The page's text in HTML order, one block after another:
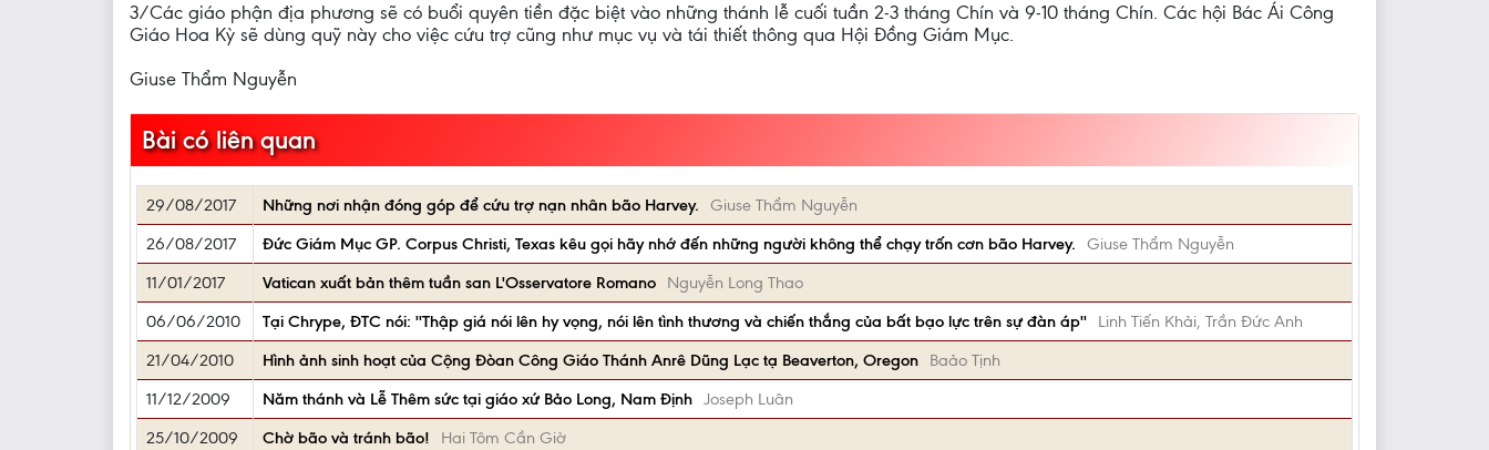
3/Các giáo phận địa phương sẽ có buổi quyên tiền đặc biệt vào những thánh lễ cuối tuần 2-3 tháng Chín và 9-10 tháng Chín. Các hội Bác Ái Công
Giáo Hoa Kỳ sẽ dùng quỹ này cho việc cứu trợ cũng như mục vụ và tái thiết thông qua Hội Đồng Giám Mục.
Giuse Thẩm Nguyễn
Bài có liên quan
29/08/2017 Những nơi nhận đóng góp để cứu trợ nạn nhân bão Harvey.
Giuse Thẩm Nguyễn
26/08/2017
Đức Giám Mục GP. Corpus Christi, Texas kêu gọi hãy nhớ đến những người không thể chạy trốn cơn bão Harvey.
Giuse Thẩm Nguyễn
11/01/2017
Vatican xuất bản thêm tuần san L'Osservatore Romano
Nguyễn Long Thao
06/06/2010
Tại Chrype, ĐTC nói: ''Thập giá nói lên hy vọng, nói lên tình thương và chiến thắng của bất bạo lực trên sự đàn áp''
Linh Tiến Khải, Trần Đức Anh
21/04/2010
Hình ảnh sinh hoạt của Cộng Đòan Công Giáo Thánh Anrê Dũng Lạc tạ Beaverton, Oregon
Baảo Tịnh
11/12/2009
Năm thánh và Lễ Thêm sức tại giáo xứ Bảo Long, Nam Định Joseph Luân
25/10/2009
Chờ bão và tránh bão! Hai Tôm Cần Giờ